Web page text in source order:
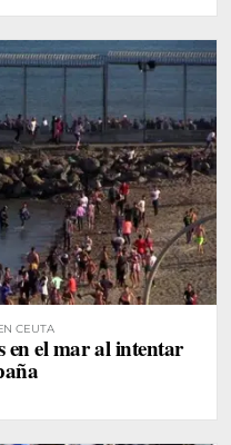
CEUTA
en el mar al intentar